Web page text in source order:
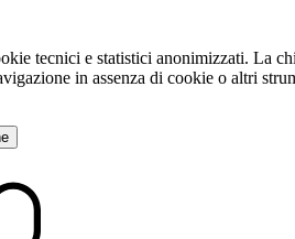
tecnici e statistici anonimizzati. La
in assenza di cookie o altri